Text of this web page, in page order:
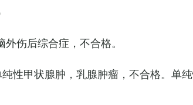
伤后综合症，不合格。
性甲状腺肿，乳腺肿瘤，不合格。单